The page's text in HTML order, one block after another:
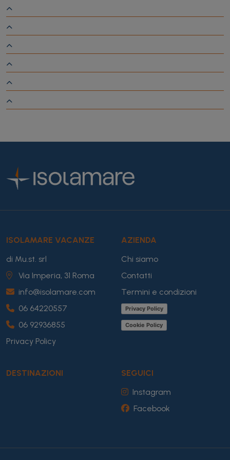
ISOLAMARE VACANZE
di Mu.st. srl
Via Imperia, 31 Roma
info@isolamare.com
06 64220557
06 92936855
Privacy Policy
AZIENDA
Chi siamo
Contatti
Termini e condizioni
Privacy Policy
Cookie Policy
DESTINAZIONI
SEGUICI
Instagram
Facebook